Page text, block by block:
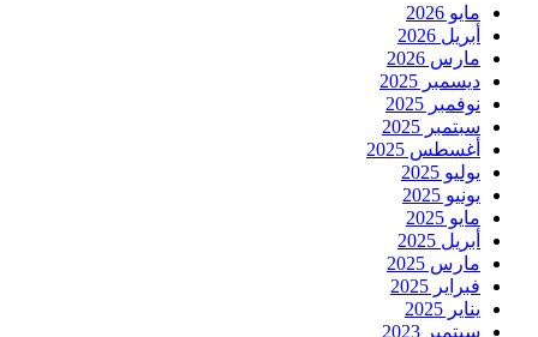
مايو 2026
أبريل 2026
مارس 2026
ديسمبر 2025
نوفمبر 2025
سبتمبر 2025
أغسطس 2025
يوليو 2025
يونيو 2025
مايو 2025
أبريل 2025
مارس 2025
فبراير 2025
يناير 2025
سبتمبر 2023